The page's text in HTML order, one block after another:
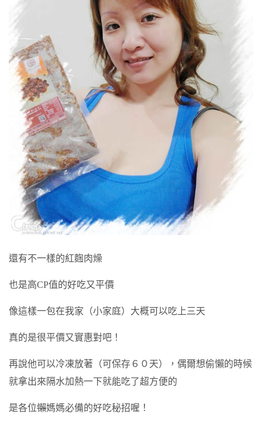
還有不一樣的紅麴肉燥
也是高CP值的好吃又平價
像這樣一包在我家（小家庭）大概可以吃上三天
真的是很平價又實惠對吧！
再說他可以冷凍放著（可保存６０天），偶爾想偷懶的時候
就拿出來隔水加熱一下就能吃了超方便的
是各位懶媽媽必備的好吃秘招喔！